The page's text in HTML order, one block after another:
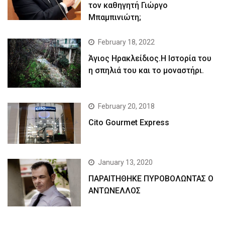
τον καθηγητή Γιώργο
Μπαμπινιώτη;
February 18, 2022
Άγιος Ηρακλείδιος.Η Ιστορία του
η σπηλιά του και το μοναστήρι.
February 20, 2018
Cito Gourmet Express
January 13, 2020
ΠΑΡΑΙΤΗΘΗΚΕ ΠΥΡΟΒΟΛΩΝΤΑΣ Ο
ΑΝΤΩΝΕΛΛΟΣ